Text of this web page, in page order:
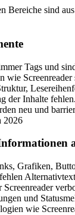
Bereiche sind
Tags und
wie
der Inhalte fehlen.
neu und
2026
Grafiken,
und
wie